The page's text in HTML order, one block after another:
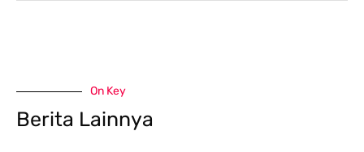
On Key
Berita Lainnya